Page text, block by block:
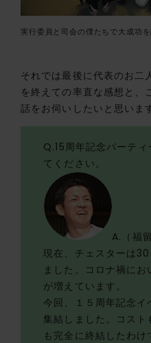
実行委員と司会の僕たちで大成功
それでは最後に代表のお二
を終えての率直な感想と、
話をお伺いしたいと思いま
Q.15周年記念パーテ
てください。
A.（福留
現在、チェスターは
ました。コロナ禍に
が増えています。
今回、１５周年記念
集結しました。コス
も完全に終結したわ